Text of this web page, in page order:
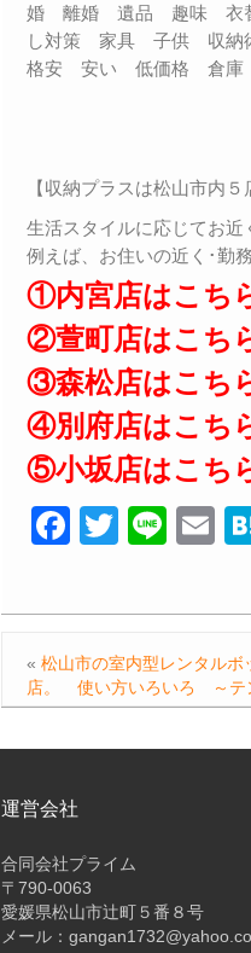
婚 離婚 遺品 趣味 衣
し対策 家具 子供 収納
格安 安い 低価格 倉庫
【収納プラスは松山市内５
生活スタイルに応じてお近
例えば、お住いの近く･勤
①内宮店はこち
②萱町店はこち
③森松店はこち
④別府店はこち
⑤小坂店はこち
F
c
b
o
o
k
T
tt
Li
e
E
«松山市の室内型レンタル
店。 使い方いろいろ ～テ
運営会社
合同会社プライム
〒790-0063
愛媛県松山市辻町５番８号
メール：